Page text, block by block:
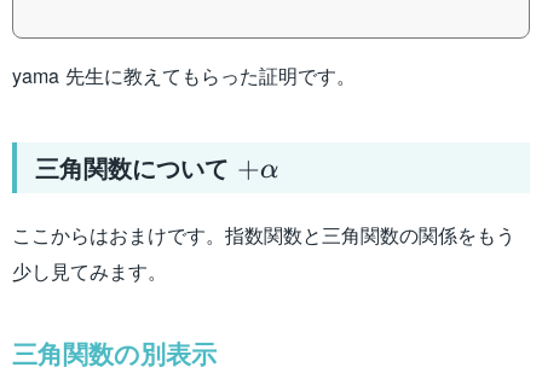
yama 先生に教えてもらった証明です。
三角関数について +\alpha
+α
ここからはおまけです。指数関数と三角関数の関係をもう
少し見てみます。
三角関数の別表示